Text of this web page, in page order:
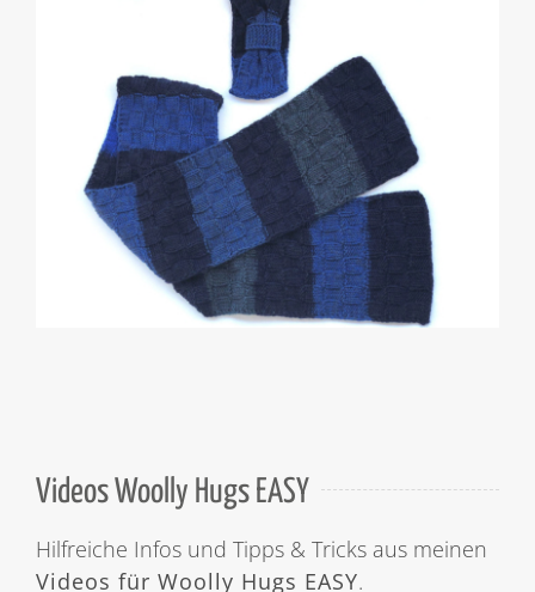
Videos Woolly Hugs EASY
Hilfreiche Infos und Tipps & Tricks aus meinen
Videos für Woolly Hugs EASY.